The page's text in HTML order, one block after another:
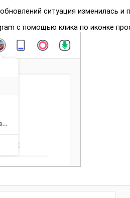
ситуация изменилась
с помощью клика по иконке